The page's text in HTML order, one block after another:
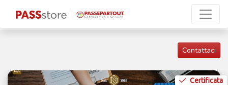
Contattaci
Certificata